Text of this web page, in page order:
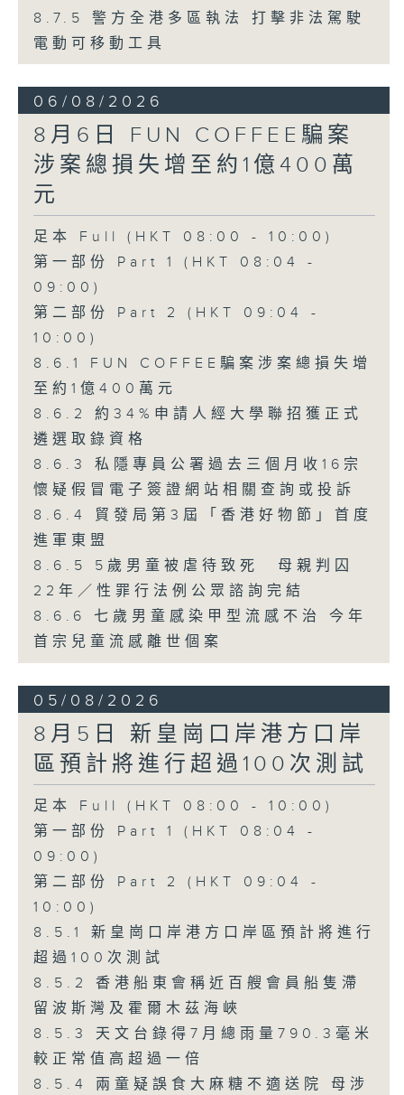
8.7.5 警方全港多區執法 打擊非法駕駛
電動可移動工具
06/08/2026
8月6日 FUN COFFEE騙案
涉案總損失增至約1億400萬
元
足本 Full (HKT 08:00 - 10:00)
第一部份 Part 1 (HKT 08:04 -
09:00)
第二部份 Part 2 (HKT 09:04 -
10:00)
8.6.1 FUN COFFEE騙案涉案總損失增
至約1億400萬元
8.6.2 約34%申請人經大學聯招獲正式
遴選取錄資格
8.6.3 私隱專員公署過去三個月收16宗
懷疑假冒電子簽證網站相關查詢或投訴
8.6.4 貿發局第3屆「香港好物節」首度
進軍東盟
8.6.5 5歲男童被虐待致死 母親判囚
22年／性罪行法例公眾諮詢完結
8.6.6 七歲男童感染甲型流感不治 今年
首宗兒童流感離世個案
05/08/2026
8月5日 新皇崗口岸港方口岸
區預計將進行超過100次測試
足本 Full (HKT 08:00 - 10:00)
第一部份 Part 1 (HKT 08:04 -
09:00)
第二部份 Part 2 (HKT 09:04 -
10:00)
8.5.1 新皇崗口岸港方口岸區預計將進行
超過100次測試
8.5.2 香港船東會稱近百艘會員船隻滯
留波斯灣及霍爾木茲海峽
8.5.3 天文台錄得7月總雨量790.3毫米
較正常值高超過一倍
8.5.4 兩童疑誤食大麻糖不適送院 母涉